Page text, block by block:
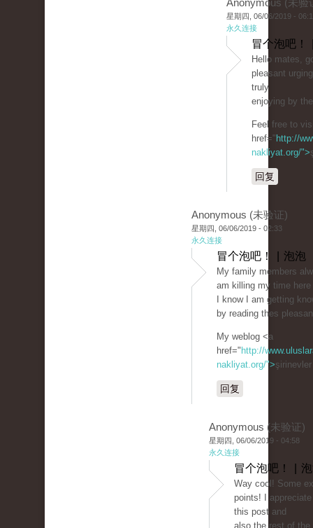
Anonymous (未验
星期四, 06/06/2019 -
永久连接
冒个泡吧！
Hello mates,
pleasant
truly
enjoying by
Feel free to
href=" http://
nakliyat.org/">
回复
Anonymous (未验证)
星期四, 06/06/2019 - 02:33
永久连接
冒个泡吧！ | 泡泡
My family members
am killing my time
I know I am getting
by reading thes
My weblog <a
href=" http://
nakliyat.org/">
回复
Anonymous (未验证)
星期四, 06/06/2019 - 04:58
永久连接
冒个泡吧！ |
Way cool! Some
points! I
this post and
also the rest of